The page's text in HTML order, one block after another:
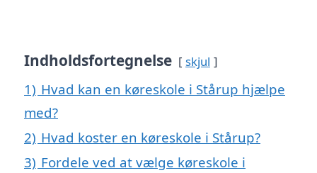
Indholdsfortegnelse skjul
1) Hvad kan en køreskole i Stårup hjælpe
med?
2) Hvad koster en køreskole i Stårup?
3) Fordele ved at vælge køreskole i